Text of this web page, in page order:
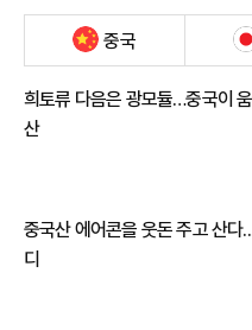
중국
희토류 다음은 광모듈…중국이
산
중국산 에어콘을 웃돈 주고 산다
디